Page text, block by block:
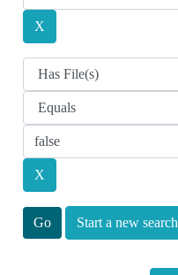
Start a new search